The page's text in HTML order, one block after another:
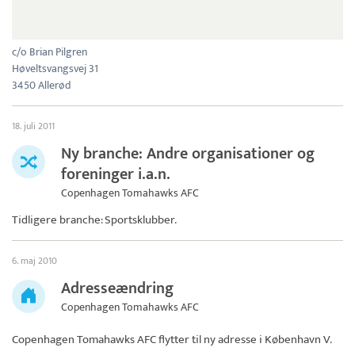
c/o Brian Pilgren
Høveltsvangsvej 31
3450 Allerød
18. juli 2011
Ny branche: Andre organisationer og
foreninger i.a.n.
Copenhagen Tomahawks AFC
Tidligere branche: Sportsklubber.
6. maj 2010
Adresseændring
Copenhagen Tomahawks AFC
Copenhagen Tomahawks AFCflytter til ny adresse i København V.